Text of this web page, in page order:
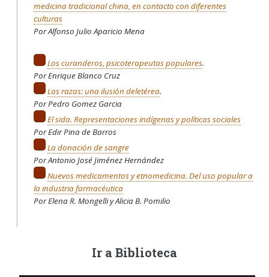
medicina tradicional china, en contacto con diferentes
culturas
Por Alfonso Julio Aparicio Mena
Los curanderos, psicoterapeutas populares.
Por Enrique Blanco Cruz
Las razas: una ilusión deletérea.
Por Pedro Gomez Garcia
El sida. Representaciones indígenas y políticas sociales
Por Edir Pina de Barros
La donación de sangre
Por Antonio José Jiménez Hernández
Nuevos medicamentos y etnomedicina. Del uso popular a
la industria farmacéutica
Por Elena R. Mongelli y Alicia B. Pomilio
Ir a Biblioteca